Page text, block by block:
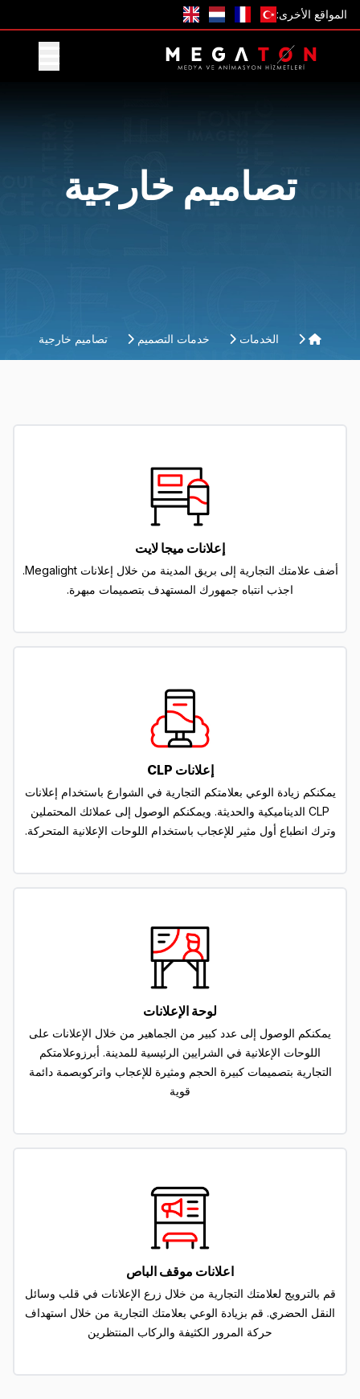
المواقع الأخرى:
احصل على عرض
تصاميم خارجية
الخدمات خدمات التصميم تصاميم خارجية
إعلانات ميجا لايت
أضف علامتك التجارية إلى بريق المدينة من خلال إعلانات Megalight.
اجذب انتباه جمهورك المستهدف بتصميمات مبهرة.
إعلانات CLP
يمكنكم زيادة الوعي بعلامتكم التجارية في الشوارع باستخدام إعلانات
CLP الديناميكية والحديثة. ويمكنكم الوصول إلى عملائك المحتملين
وترك انطباع أول مثير للإعجاب باستخدام اللوحات الإعلانية المتحركة.
لوحة الإعلانات
يمكنكم الوصول إلى عدد كبير من الجماهير من خلال الإعلانات على
اللوحات الإعلانية في الشرايين الرئيسية للمدينة. أبرزوعلامتكم
التجارية بتصميمات كبيرة الحجم ومثيرة للإعجاب واتركوبصمة دائمة
قوية
اعلانات موقف الباص
قم بالترويج لعلامتك التجارية من خلال زرع الإعلانات في قلب وسائل
النقل الحضري. قم بزيادة الوعي بعلامتك التجارية من خلال استهداف
حركة المرور الكثيفة والركاب المنتظرين